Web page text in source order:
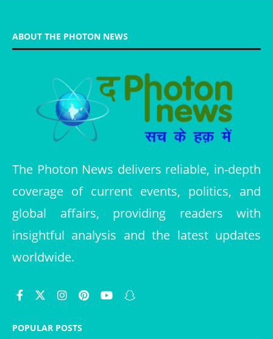
ABOUT THE PHOTON NEWS
The Photon News delivers reliable, in-depth
coverage of current events, politics, and
global affairs, providing readers with
insightful analysis and the latest updates
worldwide.
POPULAR POSTS